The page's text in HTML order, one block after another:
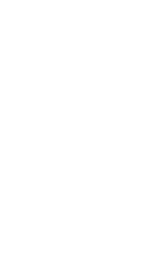
るため、各地
。